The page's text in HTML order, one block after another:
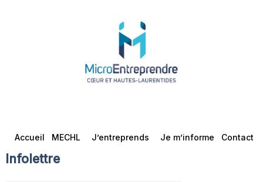
Accueil MECHL J’entreprends Je m’informe Contact
Infolettre